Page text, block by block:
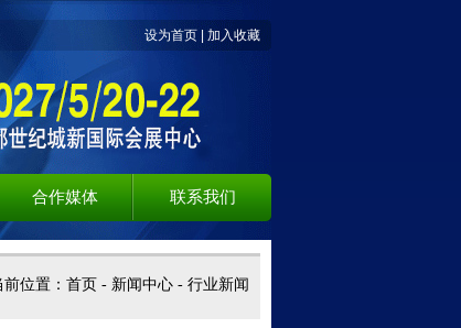
设为首页 |加入收藏
合作媒体 联系我们
位置： 首页 - 新闻中心 - 行业新闻